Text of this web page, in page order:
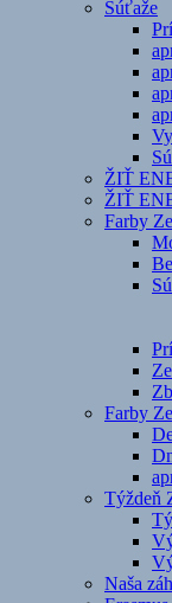
Súťaže
ŽIŤ
ŽIŤ
Farby
Farby
Týždeň
Naša